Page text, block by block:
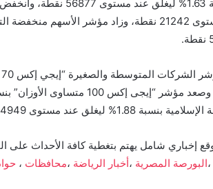
1.88% ليغلق عند مستوى 4949 نقطة.
إخباري شامل يهتم بتغطية كافة الأحداث على
،البورصة المصرية ،أخبار الرياضة ،محافظات ،